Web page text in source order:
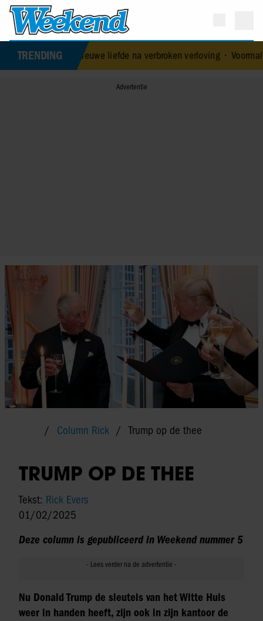
TRENDING
nieuwe liefde na verbroken verloving•Voormalig prins
Column Rick Trump op de thee
TRUMP OP DE THEE
Tekst: Rick Evers
01/02/2025
Deze column is gepubliceerd in Weekend nummer 5
Nu Donald Trump de sleutels van het Witte Huis
weer in handen heeft, zijn ook in zijn kantoor de